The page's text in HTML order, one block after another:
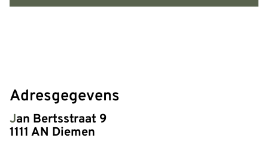
Adresgegevens
Jan Bertsstraat 9
1111 AN Diemen